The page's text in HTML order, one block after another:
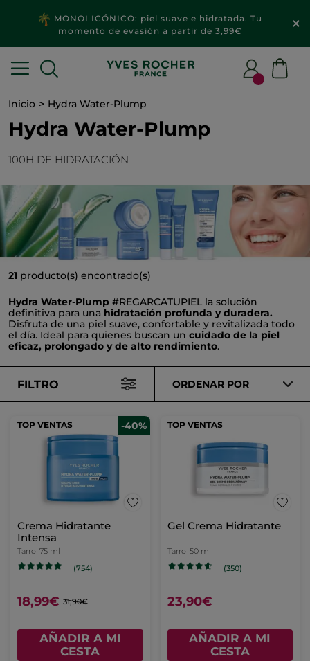
MONOI ICÓNICO: piel suave e hidratada. Tu
momento de evasión a partir de 3,99€
Inicio Hydra Water-Plump
Hydra Water-Plump
100H DE HIDRATACIÓN
21 producto(s) encontrado(s)
Hydra Water-Plump #REGARCATUPIEL la solución
definitiva para una hidratación profunda y duradera.
Disfruta de una piel suave, confortable y revitalizada todo
el día. Ideal para quienes buscan un cuidado de la piel
eficaz, prolongado y de alto rendimiento.
FILTRO ORDENAR POR
TOP VENTAS -40%
Crema Hidratante
Intensa
Tarro 75 ml
(754)
18,99€ 31,90€
AÑADIR A MI
CESTA
TOP VENTAS
Gel Crema Hidratante
Tarro 50 ml
(350)
23,90€
AÑADIR A MI
CESTA